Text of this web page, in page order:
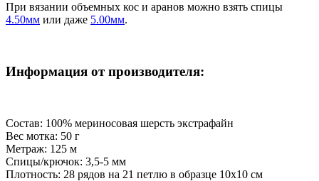
При вязании объемных кос и аранов можно взять спицы
4.50мм или даже 5.00мм.
Информация от производителя:
Состав: 100% мериносовая шерсть экстрафайн
Вес мотка: 50 г
Метраж: 125 м
Спицы/крючок: 3,5-5 мм
Плотность: 28 рядов на 21 петлю в образце 10х10 см